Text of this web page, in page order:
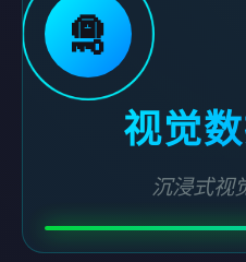
🛅
视觉
沉浸式视